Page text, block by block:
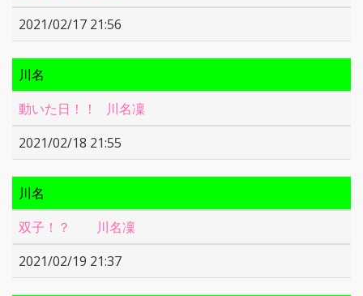
2021/02/17 21:56
川名
動いた日！！ 川名凜
2021/02/18 21:55
川名
双子！？ 川名凜
2021/02/19 21:37